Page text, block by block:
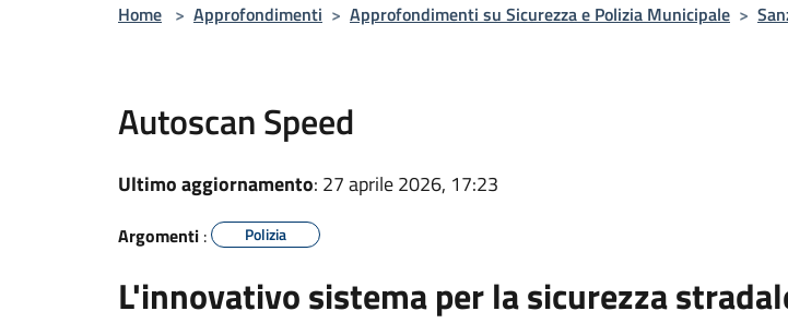
Home > Approfondimenti > Approfondimenti su Sicurezza e Polizia Municipale >
Autoscan Speed
Ultimo aggiornamento: 27 aprile 2026, 17:23
Argomenti : Polizia
L'innovativo sistema per la sicurezza